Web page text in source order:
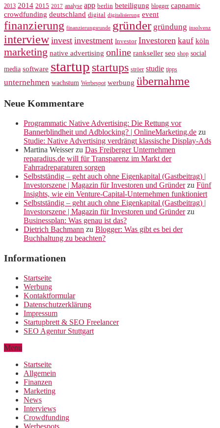
2013 2014 2015 2017 analyse app berlin beteiligung blogger capnamic
crowdfunding deutschland digital digitalisierung event
finanzierung finanzierungsrunde gründer gründung insolvenz
interview invest investment Investor Investoren kauf köln
marketing native advertising online rankseller seo shop social
media software startup startups ströer studie tipps
unternehmen wachstum Werbespot werbung übernahme
Neue Kommentare
Programmatic Native Advertising: Die Rettung vor
Bannerblindheit und Adblocking? | OnlineMarketing.de zu
Studie: Native Advertising verdrängt klassische Display-Ads
Martina Weisserzu Das Freiberger Unternehmen
reparadius.de will für Transparenz im Markt der
Fahrradreparaturen sorgen
Selbstständig – geht auch ohne Eigenkapital (Gastbeitrag) |
Investorszene | Magazin für Investoren und Gründerzu Fünf
Insights, wie ein Venture-Capital-Unternehmen funktioniert
Selbstständig – geht auch ohne Eigenkapital (Gastbeitrag) |
Investorszene | Magazin für Investoren und Gründerzu
Businessplan: Was genau ist das?
Dietrich Bachmann zu Blogger: Was gibt es bei der
Buchhaltung zu beachten?
Informationen
Startseite
Werbung
Kontaktformular
Datenschutzerklärung
Impressum
Startupbrett & SEO Freelancer
SEO Agentur Stuttgart
Menu
Startseite
Allgemein
Finanzen
Marketing
News
Interviews
Crowdfunding